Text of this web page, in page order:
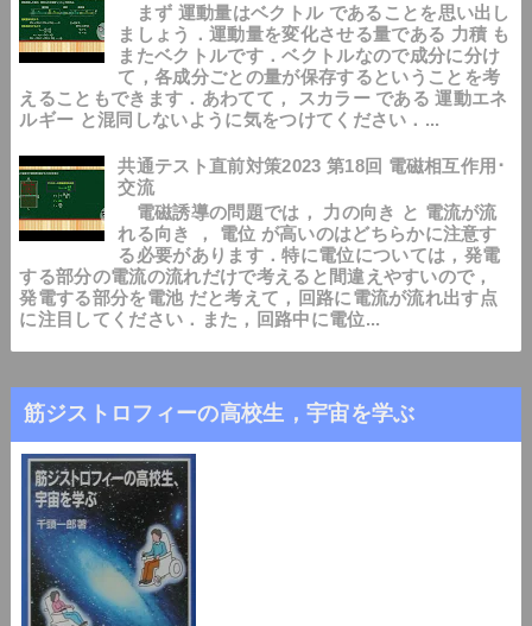
まず 運動量はベクトル であることを思い出し
ましょう．運動量を変化させる量である 力積 も
またベクトルです．ベクトルなので成分に分け
て，各成分ごとの量が保存するということを考
えることもできます．あわてて， スカラー である 運動エネ
ルギー と混同しないように気をつけてください．...
共通テスト直前対策2023 第18回 電磁相互作用･
交流
電磁誘導の問題では， 力の向き と 電流が流
れる向き ， 電位 が高いのはどちらかに注意す
る必要があります．特に電位については，発電
する部分の電流の流れだけで考えると間違えやすいので，
発電する部分を電池 だと考えて，回路に電流が流れ出す点
に注目してください．また，回路中に電位...
筋ジストロフィーの高校生，宇宙を学ぶ